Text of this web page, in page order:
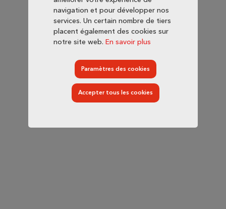
navigation et pour développer nos
services. Un certain nombre de tiers
placent également des cookies sur
notre site web. En savoir plus
Paramètres des cookies
Accepter tous les cookies